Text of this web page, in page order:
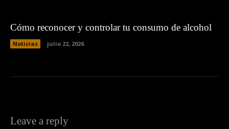
Cómo reconocer y controlar tu consumo de alcohol
Noticias julio 22, 2026
Leave a reply